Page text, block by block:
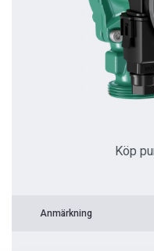
Köp
Anmärkning